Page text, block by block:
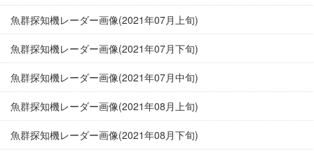
魚群探知機レーダー画像(2021年07月上旬)
魚群探知機レーダー画像(2021年07月下旬)
魚群探知機レーダー画像(2021年07月中旬)
魚群探知機レーダー画像(2021年08月上旬)
魚群探知機レーダー画像(2021年08月下旬)